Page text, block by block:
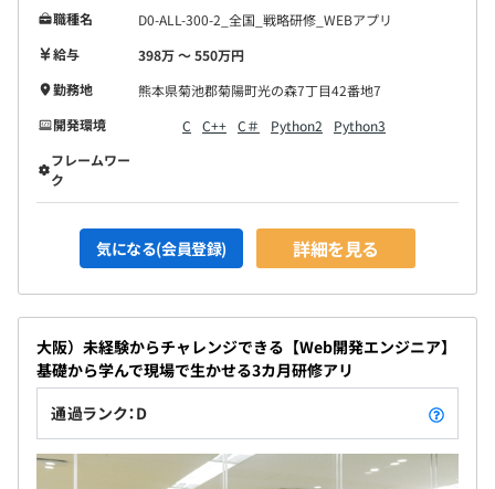
職種名
D0-ALL-300-2_全国_戦略研修_WEBアプリ
給与
398万 〜 550万円
勤務地
熊本県菊池郡菊陽町光の森7丁目42番地7
開発環境
C C++ C＃ Python2
Python3
フレームワー
ク
気になる(会員登録) 詳細を見る
大阪）未経験からチャレンジできる【Web開発エンジニア】
基礎から学んで現場で生かせる3カ月研修アリ
通過ランク：D